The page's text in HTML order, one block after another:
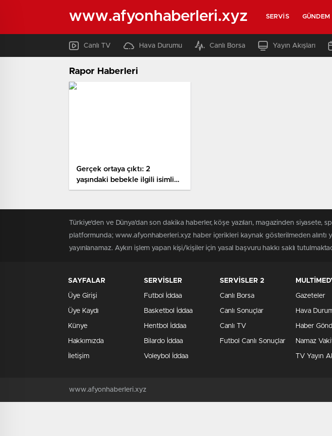
www.afyonhaberleri.xyz SERVIS GÜNDEM
Canlı TV Hava Durumu Canlı Borsa Yayın Akışları
Rapor Haberleri
Gerçek ortaya çıktı: 2
yaşındaki bebekle ilgili isimli
tıp raporu çıktı!
Türkiye'den ve Dünya’dan son dakika haberler, köşe yazıları, magazinden siyasete,
platformunda; www.afyonhaberleri.xyz haber içerikleri kaynak gösterilmeden alıntı
yayınlanamaz. Aykırı işlem yapan kişi/kişiler için yasal başvuru hakkı saklı
SAYFALAR
Üye Girişi
Üye Kaydı
Künye
Hakkımızda
İletişim
SERVİSLER
Futbol İddaa
Basketbol İddaa
Hentbol İddaa
Bilardo İddaa
Voleybol İddaa
SERVİSLER 2
Canlı Borsa
Canlı Sonuçlar
Canlı TV
Futbol Canlı Sonuçlar
Gazeteler
Hava
Haber
Namaz
TV Yayın
www.afyonhaberleri.xyz